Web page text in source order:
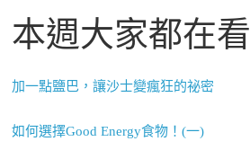
本週大家都在看
加一點鹽巴，讓沙士變瘋狂的祕密
如何選擇Good Energy食物！(一)